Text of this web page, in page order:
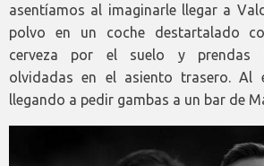
asentíamos al imaginarle llegar a
polvo en un coche destartalado
cerveza por el suelo y prendas
olvidadas en el asiento trasero. Al
llegando a pedir gambas a un bar de